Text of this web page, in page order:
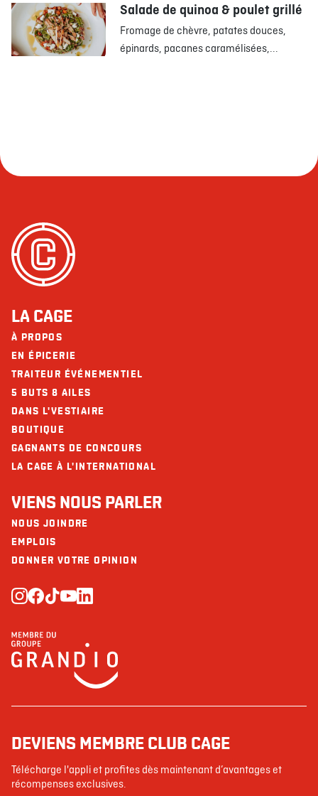
Salade de quinoa & poulet grillé
Fromage de chèvre, patates douces,
épinards, pacanes caramélisées,...
LA CAGE
À PROPOS
EN ÉPICERIE
TRAITEUR ÉVÉNEMENTIEL
5 BUTS 8 AILES
DANS L'VESTIAIRE
BOUTIQUE
GAGNANTS DE CONCOURS
LA CAGE À L'INTERNATIONAL
VIENS NOUS PARLER
NOUS JOINDRE
EMPLOIS
DONNER VOTRE OPINION
DEVIENS MEMBRE CLUB CAGE
Télécharge l'appli et profites dès maintenant d’avantages et
récompenses exclusives.